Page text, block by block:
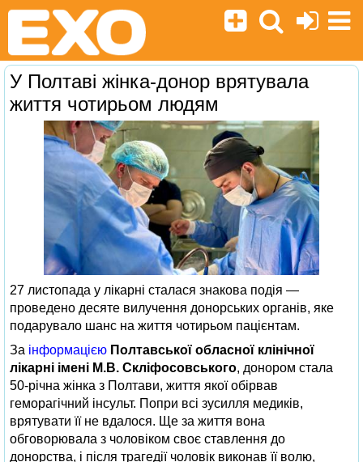
У Полтаві жінка-донор врятувала
життя чотирьом людям
27 листопада у лікарні сталася знакова подія —
проведено десяте вилучення донорських органів, яке
подарувало шанс на життя чотирьом пацієнтам.
За інформацією Полтавської обласної клінічної
лікарні імені М.В. Скліфосовського, донором стала
50-річна жінка з Полтави, життя якої обірвав
геморагічний інсульт. Попри всі зусилля медиків,
врятувати її не вдалося. Ще за життя вона
обговорювала з чоловіком своє ставлення до
донорства, і після трагедії чоловік виконав її волю,